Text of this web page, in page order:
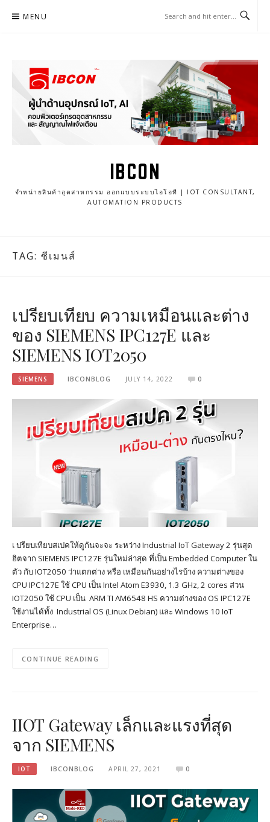
MENU
IBCON
จำหน่ายสินค้าอุตสาหกรรม ออกแบบระบบไอโอที | IOT CONSULTANT,
AUTOMATION PRODUCTS
TAG: ซีเมนส์
เปรียบเทียบ ความเหมือนและต่าง
ของ SIEMENS IPC127E และ
SIEMENS IOT2050
SIEMENS IBCONBLOG JULY 14, 2022 0
เ ปรียบเทียบสเปคให้ดูกันจะจะ ระหว่าง Industrial IoT Gateway 2 รุ่นสุด
ฮิตจาก SIEMENS IPC127E รุ่นใหม่ล่าสุด ที่เป็น Embedded Computer ใน
ตัว กับ IOT2050 ว่าแตกต่าง หรือ เหมือนกันอย่างไรบ้าง ความต่างของ
CPU IPC127E ใช้ CPU เป็น Intel Atom E3930, 1.3 GHz, 2 cores ส่วน
IOT2050 ใช้ CPU เป็น ARM TI AM6548 HS ความต่างของ OS IPC127E
ใช้งานได้ทั้ง Industrial OS (Linux Debian) และ Windows 10 IoT
Enterprise…
CONTINUE READING
IIOT Gateway เล็กและแรงที่สุด
จาก SIEMENS
IOT IBCONBLOG APRIL 27, 2021 0